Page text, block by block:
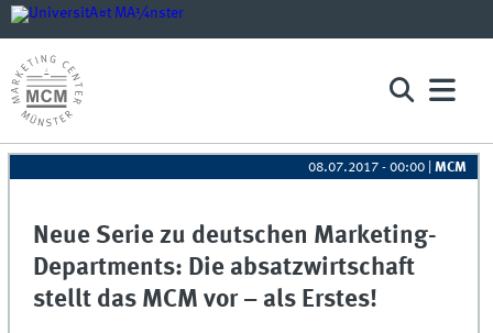
08.07.2017 - 00:00 |MCM
Neue Serie zu deutschen Marketing-
Departments: Die absatzwirtschaft
stellt das MCM vor – als Erstes!